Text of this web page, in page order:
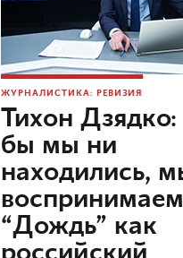
ЖУРНАЛИСТИКА: РЕВИЗИЯ
Тихон Дзядко:
бы мы ни
находились,
воспринимаем
“Дождь” как